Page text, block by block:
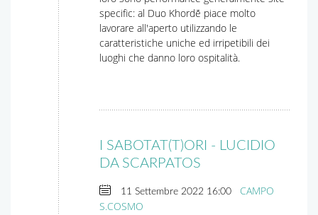
specific: al Duo Khordḗ piace molto
lavorare all'aperto utilizzando le
caratteristiche uniche ed irripetibili dei
luoghi che danno loro ospitalità.
I SABOTAT(T)ORI - LUCIDIO
DA SCARPATOS
11 Settembre 2022 16:00
CAMPO
S.COSMO